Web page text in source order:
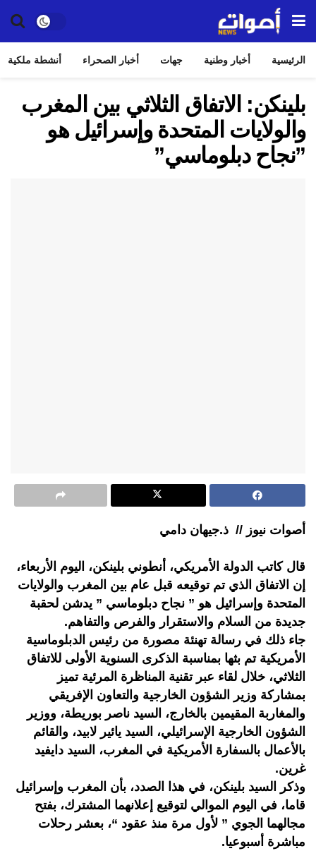
الرئيسية أخبار وطنية جهات أخبار الصحراء أنشطة ملكية
بلينكن: الاتفاق الثلاثي بين المغرب
والولايات المتحدة وإسرائيل هو
”نجاح دبلوماسي”
أصوات نيوز // ذ.جيهان دامي
قال كاتب الدولة الأمريكي، أنطوني بلينكن، اليوم الأربعاء،
إن الاتفاق الذي تم توقيعه قبل عام بين المغرب والولايات
المتحدة وإسرائيل هو ” نجاح دبلوماسي ” يدشن لحقبة
جديدة من السلام والاستقرار والفرص والتفاهم.
جاء ذلك في رسالة تهنئة مصورة من رئيس الدبلوماسية
الأمريكية تم بثها بمناسبة الذكرى السنوية الأولى للاتفاق
الثلاثي، خلال لقاء عبر تقنية المناظرة المرئية تميز
بمشاركة وزير الشؤون الخارجية والتعاون الإفريقي
والمغاربة المقيمين بالخارج، السيد ناصر بوريطة، ووزير
الشؤون الخارجية الإسرائيلي، السيد يائير لابيد، والقائم
بالأعمال بالسفارة الأمريكية في المغرب، السيد دايفيد
غرين.
وذكر السيد بلينكن، في هذا الصدد، بأن المغرب وإسرائيل
قاما، في اليوم الموالي لتوقيع إعلانهما المشترك، بفتح
مجالهما الجوي ” لأول مرة منذ عقود “، بعشر رحلات
مباشرة أسبوعيا.